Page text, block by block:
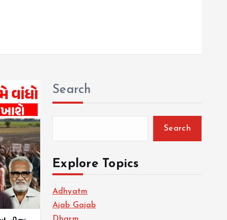
Search
Search
Explore Topics
Adhyatm
Ajab Gajab